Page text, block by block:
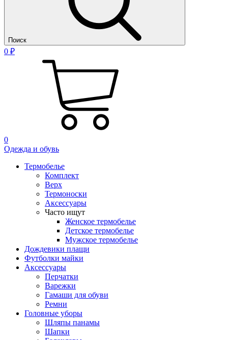
Поиск
0 ₽
0
Одежда и обувь
Термобелье
Комплект
Верх
Термоноски
Аксессуары
Часто ищут
Женское термобелье
Детское термобелье
Мужское термобелье
Дождевики плащи
Футболки майки
Аксессуары
Перчатки
Варежки
Гамаши для обуви
Ремни
Головные уборы
Шляпы панамы
Шапки